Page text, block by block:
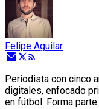
Felipe Aguilar
Periodista con cinco
digitales, enfocado
en fútbol. Forma